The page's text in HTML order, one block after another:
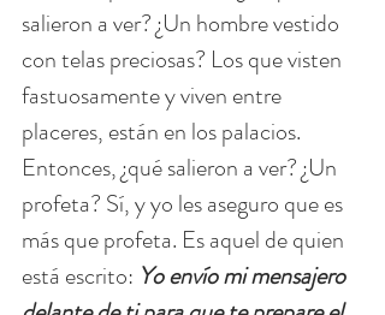
salieron a ver? ¿Un hombre vestido
con telas preciosas? Los que visten
fastuosamente y viven entre
placeres, están en los palacios.
Entonces, ¿qué salieron a ver? ¿Un
profeta? Sí, y yo les aseguro que es
más que profeta. Es aquel de quien
está escrito: Yo envío mi mensajero